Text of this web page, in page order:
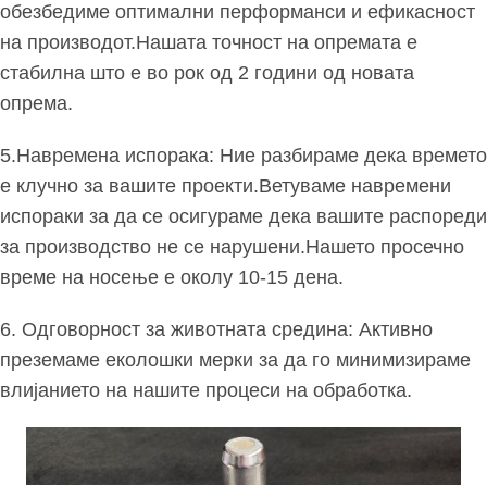
обезбедиме оптимални перформанси и ефикасност
на производот.Нашата точност на опремата е
стабилна што е во рок од 2 години од новата
опрема.
5.Навремена испорака: Ние разбираме дека времето
е клучно за вашите проекти.Ветуваме навремени
испораки за да се осигураме дека вашите распореди
за производство не се нарушени.Нашето просечно
време на носење е околу 10-15 дена.
6. Одговорност за животната средина: Активно
преземаме еколошки мерки за да го минимизираме
влијанието на нашите процеси на обработка.